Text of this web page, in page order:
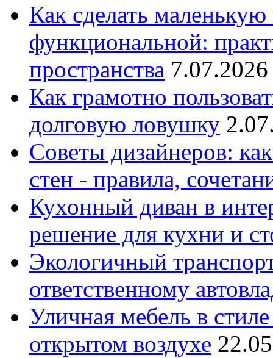
Как сделать
функциональной:
пространства
Как грамотно
долговую ловушку
Советы дизайнеров:
стен - правила,
Кухонный диван в
решение для кухни и
Экологичный
ответственному
Уличная мебель в
открытом воздухе